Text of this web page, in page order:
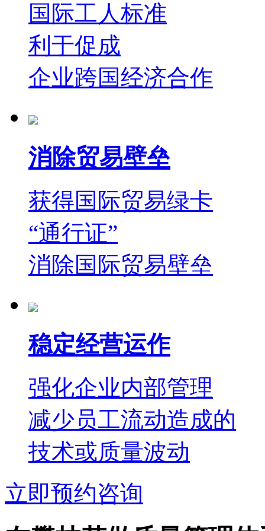
国际工人标准
利于促成
企业跨国经济合作
消除贸易壁垒
获得国际贸易绿卡
“通行证”
消除国际贸易壁垒
稳定经营运作
强化企业内部管理
减少员工流动造成的
技术或质量波动
立即预约咨询